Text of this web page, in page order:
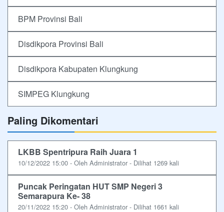
BPM Provinsi Bali
Disdikpora Provinsi Bali
Disdikpora Kabupaten Klungkung
SIMPEG Klungkung
Paling Dikomentari
LKBB Spentripura Raih Juara 1
10/12/2022 15:00 - Oleh Administrator - Dilihat 1269 kali
Puncak Peringatan HUT SMP Negeri 3
Semarapura Ke- 38
20/11/2022 15:20 - Oleh Administrator - Dilihat 1661 kali